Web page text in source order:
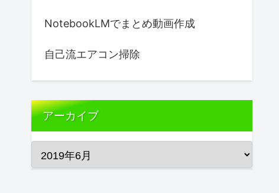
NotebookLMでまとめ動画作成
自己流エアコン掃除
アーカイブ